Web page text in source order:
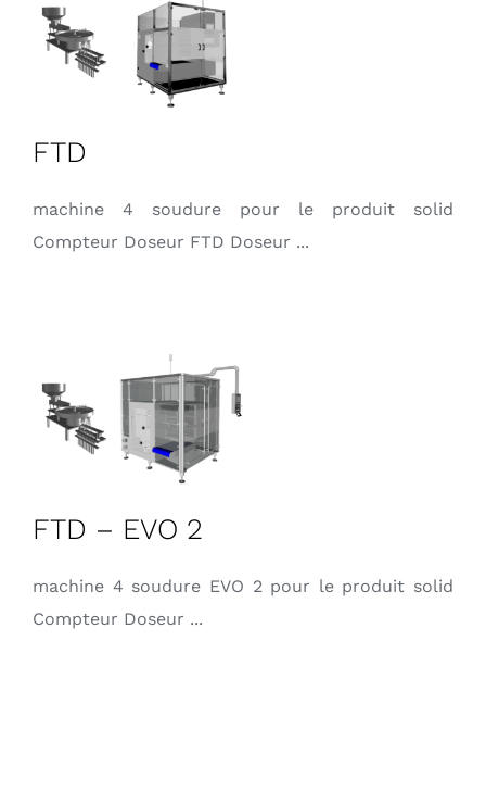
FTD
machine 4 soudure pour le produit solid
Compteur Doseur FTD Doseur ...
FTD – EVO 2
machine 4 soudure EVO 2 pour le produit solid
Compteur Doseur ...